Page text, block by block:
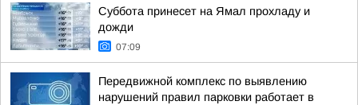
Суббота принесет на Ямал прохладу и
дожди
07:09
Передвижной комплекс по выявлению
нарушений правил парковки работает в